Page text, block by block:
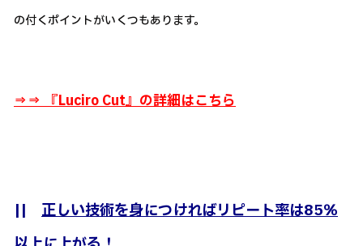
の付くポイントがいくつもあります。
⇒⇒ 『Luciro Cut』の詳細はこちら
|| 正しい技術を身につければリピート率は85％